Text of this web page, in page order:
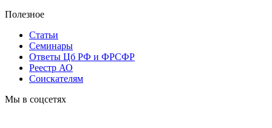
Полезное
Статьи
Cеминары
Ответы Цб РФ и ФРСФР
Реестр АО
Соискателям
Мы в соцсетях